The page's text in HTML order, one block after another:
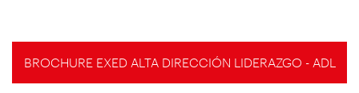
BROCHURE EXED ALTA DIRECCIÓN LIDERAZGO - ADL